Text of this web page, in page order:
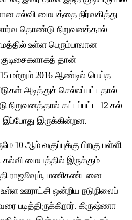
கல்வி மையத்தை நிர்வகித்து
தொண்டு நிறுவனத்தால்
உள்ள பெரும்பாலான
குடிசைகளாகத் தான்
மற்றும் 2016 ஆண்டில் பெய்த
அடித்துச் செல்லப்பட்டதால்
கட்டப்பட்ட 12 கல்
இப்போது இருக்கின்றன.
10 ஆம் வகுப்புக்கு பிறகு பள்ளி
மையத்தில் இருக்கும்
ராஜூவும், மணிகண்டனை
ஊராட்சி ஒன்றிய நடுநிலைப்
படித்திருக்கிறார். கிருஷ்ணா